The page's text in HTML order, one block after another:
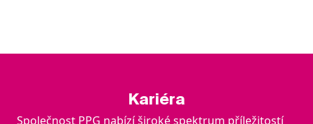
Kariéra
Společnost PPG nabízí široké spektrum příležitostí